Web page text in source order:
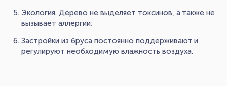
Экология. Дерево не выделяет токсинов, а также не
вызывает аллергии;
Застройки из бруса постоянно поддерживают и
регулируют необходимую влажность воздуха.